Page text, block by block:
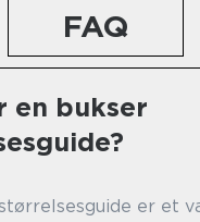
FAQ
en bukser
er et